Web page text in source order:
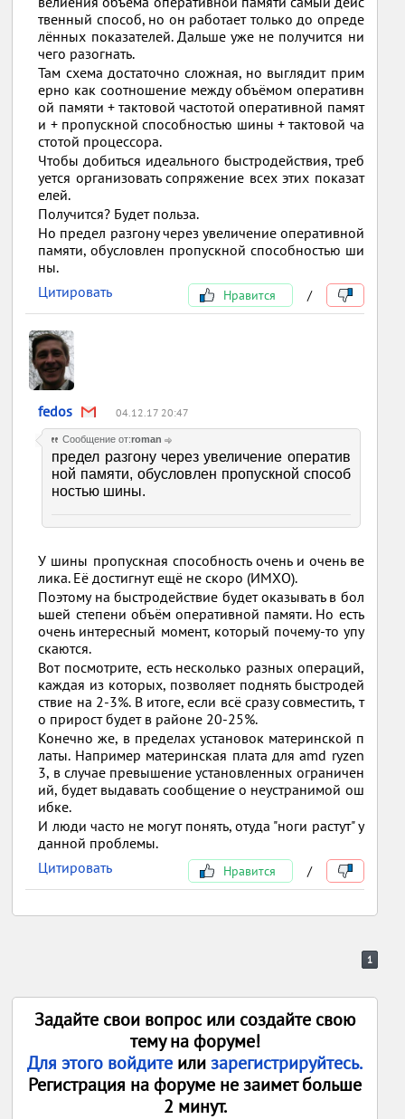
твенный способ, но он работает только до опреде
лённых показателей. Дальше уже не получится ни
чего разогнать.
Там схема достаточно сложная, но выглядит прим
ерно как соотношение между объёмом оперативн
ой памяти + тактовой частотой оперативной памят
и + пропускной способностью шины + тактовой ча
стотой процессора.
Чтобы добиться идеального быстродействия, треб
уется организовать сопряжение всех этих показат
елей.
Получится? Будет польза.
Но предел разгону через увеличение оперативной
памяти, обусловлен пропускной способностью ши
ны.
Цитировать
Нравится /
fedos 04.12.17 20:47
Сообщение от:roman
предел разгону через увеличение оператив
ной памяти, обусловлен пропускной способ
ностью шины.
У шины пропускная способность очень и очень ве
лика. Её достигнут ещё не скоро (ИМХО).
Поэтому на быстродействие будет оказывать в бол
ьшей степени объём оперативной памяти. Но есть
очень интересный момент, который почему-то упу
скаются.
Вот посмотрите, есть несколько разных операций,
каждая из которых, позволяет поднять быстродей
ствие на 2-3%. В итоге, если всё сразу совместить, т
о прирост будет в районе 20-25%.
Конечно же, в пределах установок материнской п
латы. Например материнская плата для amd ryzen
3, в случае превышение установленных ограничен
ий, будет выдавать сообщение о неустранимой ош
ибке.
И люди часто не могут понять, отуда "ноги растут" у
данной проблемы.
Цитировать
Нравится /
1
Задайте свои вопрос или создайте свою
тему на форуме!
Для этого войдите илизарегистрируйтесь.
Регистрация на форуме не заимет больше
2 минут.